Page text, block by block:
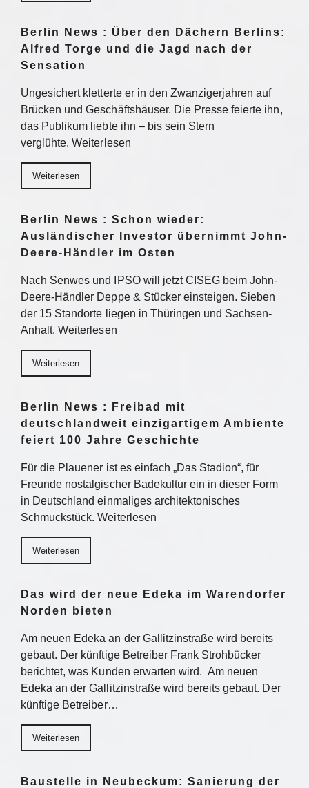
Berlin News : Über den Dächern Berlins:
Alfred Torge und die Jagd nach der
Sensation
Ungesichert kletterte er in den Zwanzigerjahren auf
Brücken und Geschäftshäuser. Die Presse feierte ihn,
das Publikum liebte ihn – bis sein Stern
verglühte. Weiterlesen
Weiterlesen
Berlin News : Schon wieder:
Ausländischer Investor übernimmt John-
Deere-Händler im Osten
Nach Senwes und IPSO will jetzt CISEG beim John-
Deere-Händler Deppe & Stücker einsteigen. Sieben
der 15 Standorte liegen in Thüringen und Sachsen-
Anhalt. Weiterlesen
Weiterlesen
Berlin News : Freibad mit
deutschlandweit einzigartigem Ambiente
feiert 100 Jahre Geschichte
Für die Plauener ist es einfach „Das Stadion“, für
Freunde nostalgischer Badekultur ein in dieser Form
in Deutschland einmaliges architektonisches
Schmuckstück. Weiterlesen
Weiterlesen
Das wird der neue Edeka im Warendorfer
Norden bieten
Am neuen Edeka an der Gallitzinstraße wird bereits
gebaut. Der künftige Betreiber Frank Strohbücker
berichtet, was Kunden erwarten wird. Am neuen
Edeka an der Gallitzinstraße wird bereits gebaut. Der
künftige Betreiber…
Weiterlesen
Baustelle in Neubeckum: Sanierung der